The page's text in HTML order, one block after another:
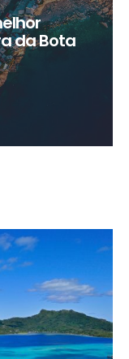
da Bota